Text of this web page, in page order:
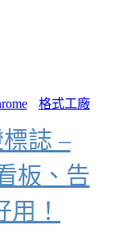
格式工廠
標誌 –
板、告
！